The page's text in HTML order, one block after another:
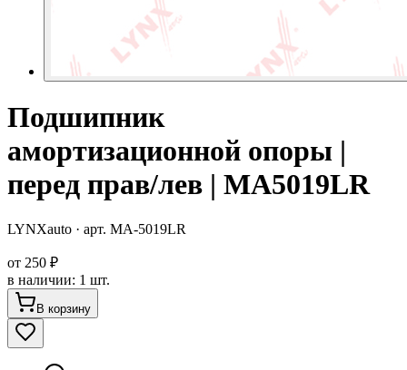
Подшипник
амортизационной опоры |
перед прав/лев | MA5019LR
LYNXauto · арт. MA-5019LR
от 250 ₽
в наличии: 1 шт.
В корзину